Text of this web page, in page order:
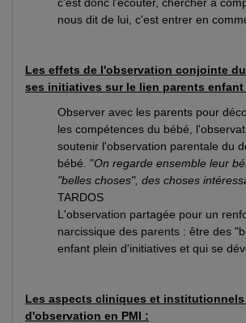
nous dit de lui, c'est entrer en
Les effets de l'observation conjointe
ses initiatives sur le lien parents enfant
Observer avec les parents pour
les compétences du bébé,
soutenir l'observation parentale du
bébé. "On regarde ensemble leur
"belles choses", des choses
TARDOS
L'observation partagée pour un
narcissique des parents : être des
enfant plein d'initiatives et qui se
Les aspects cliniques et
d'observation en PMI :